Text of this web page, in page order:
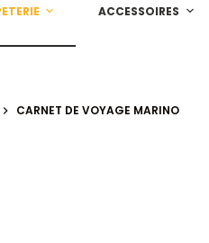
ACCESSOIRES
CARNET DE VOYAGE MARINO